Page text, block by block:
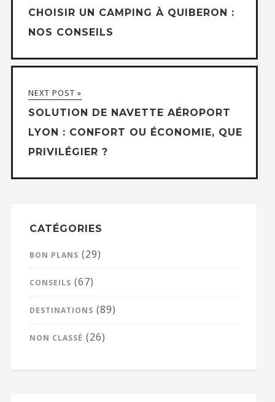
CHOISIR UN CAMPING À QUIBERON :
NOS CONSEILS
NEXT POST »
SOLUTION DE NAVETTE AÉROPORT
LYON : CONFORT OU ÉCONOMIE, QUE
PRIVILÉGIER ?
CATÉGORIES
BON PLANS (29)
CONSEILS (67)
DESTINATIONS (89)
NON CLASSÉ (26)